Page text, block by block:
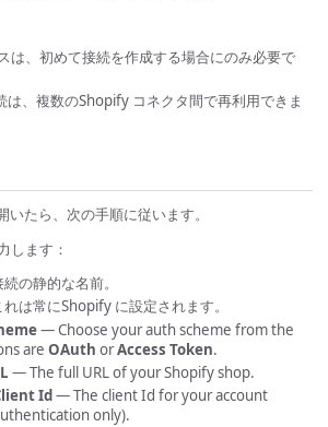
は、初めて接続を作成する場合にのみ必要で
は、複数のShopify コネクタ間で再利用できま
たら、次の手順に従います。
します：
の静的な名前。
は常にShopify に設定されます。
— Choose your auth scheme from the
are OAuth orAccess Token.
— The full URL of your Shopify shop.
Id — The client Id for your account
only).